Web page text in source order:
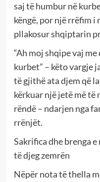
saj të humbur në
këngë, por një rrëfim
pllakosur shqiptarin
“Ah moj shqipe vaj
kurbet” – këto vargje
të gjithë ata djem që
kërkuar një jetë më të
rëndë – ndarjen nga
rrënjët.
Sakrifica dhe brenga
të djeg zemrën
Nëpër nota të thella